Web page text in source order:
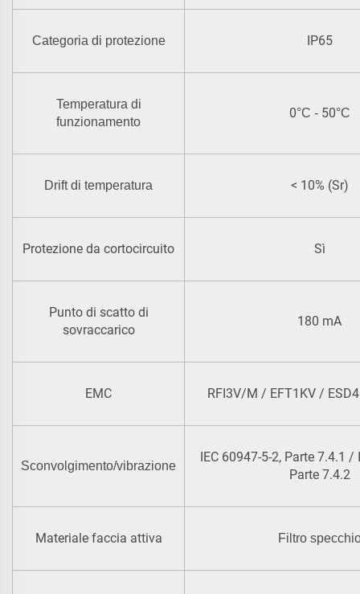
Categoria di protezione IP65
Temperatura di
funzionamento
0°C - 50°C
Drift di temperatura < 10% (Sr)
Protezione da cortocircuito Sì
Punto di scatto di
sovraccarico
180 mA
EMC RFI3V/M / EFT1KV /
Sconvolgimento/vibrazione
IEC 60947-5-2, Parte 7.4.1 /
Parte 7.4.2
Materiale faccia attiva Filtro